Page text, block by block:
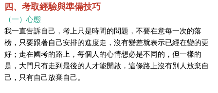
四、考取經驗與準備技巧
（一）心態
我一直告訴自己，考上只是時間的問題，不要在意每一次的落
榜，只要跟著自己安排的進度走，沒有變差就表示已經在變的更
好；走在國考的路上，每個人的心情想必是不同的，但一樣的
是，大門只有走到最後的人才能開啟，這條路上沒有別人放棄自
己，只有自己放棄自己。